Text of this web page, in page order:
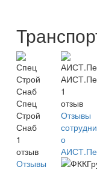
Спец
Строй
Снаб
1
отзыв
Отзывы
1
отзыв
Отзывы
о